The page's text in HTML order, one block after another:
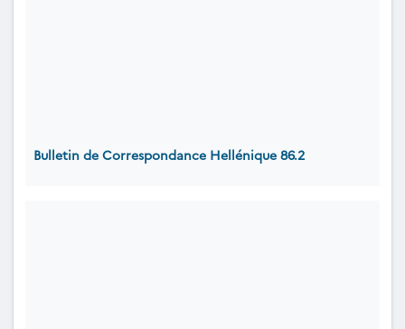
Bulletin de Correspondance Hellénique 86.2